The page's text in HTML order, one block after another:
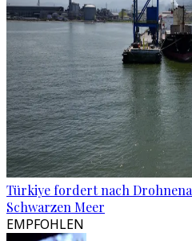
Türkiye fordert nach
Schwarzen Meer
EMPFOHLEN